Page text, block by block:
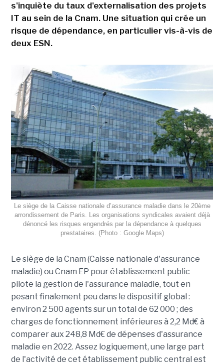
s'inquiète du taux d'externalisation des projets
IT au sein de la Cnam. Une situation qui crée un
risque de dépendance, en particulier vis-à-vis de
deux ESN.
Le siège de la Caisse nationale d’assurance maladie dans le 20ème
arrondissement de Paris. Les organisations syndicales avaient déjà
dénoncé les risques engendrés par la dépendance à quelques
prestataires. (Photo : Google Maps)
Le siège de la Cnam (Caisse nationale d'assurance
maladie) ou Cnam EP pour établissement public
pilote la gestion de l'assurance maladie, tout en
pesant finalement peu dans le dispositif global :
environ 2 500 agents sur un total de 62 000 ; des
charges de fonctionnement inférieures à 2,2 Md€ à
comparer aux 248,8 Md€ de dépenses d'assurance
maladie en 2022. Assez logiquement, une large part
de l'activité de cet établissement public central est